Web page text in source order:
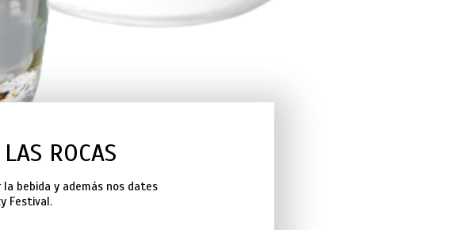
ROCAS
bebida y además nos dates
Festival.